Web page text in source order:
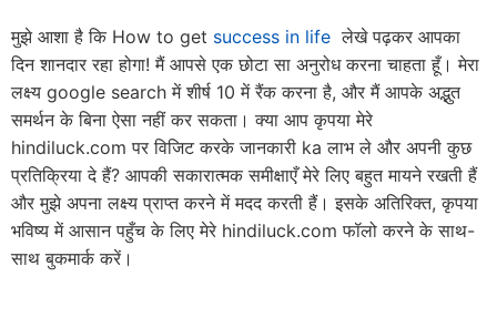
मुझे आशा है कि How to get success in life लेखे पढ़कर आपका
दिन शानदार रहा होगा! मैं आपसे एक छोटा सा अनुरोध करना चाहता हूँ। मेरा
लक्ष्य google search में शीर्ष 10 में रैंक करना है, और मैं आपके अद्भुत
समर्थन के बिना ऐसा नहीं कर सकता। क्या आप कृपया मेरे
hindiluck.com पर विजिट करके जानकारी ka लाभ ले और अपनी कुछ
प्रतिक्रिया दे हैं? आपकी सकारात्मक समीक्षाएँ मेरे लिए बहुत मायने रखती हैं
और मुझे अपना लक्ष्य प्राप्त करने में मदद करती हैं। इसके अतिरिक्त, कृपया
भविष्य में आसान पहुँच के लिए मेरे hindiluck.com फॉलो करने के साथ-
साथ बुकमार्क करें।